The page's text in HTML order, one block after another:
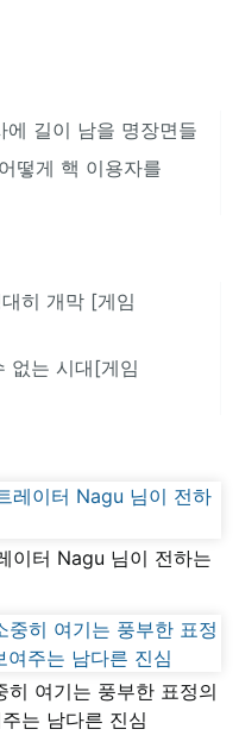
길이 남을 명장면들
떻게 핵 이용자를
대히 개막 [게임
없는 시대[게임
이터 Nagu 님이 전하는
히 여기는 풍부한 표정의
는 남다른 진심